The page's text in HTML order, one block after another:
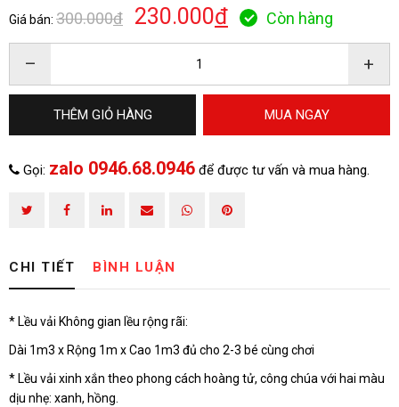
Giá bán: 300.000đ 230.000đ Còn hàng
– +
THÊM GIỎ HÀNG MUA NGAY
Gọi: zalo 0946.68.0946 để được tư vấn và mua hàng.
CHI TIẾT BÌNH LUẬN
* Lều vải Không gian lều rộng rãi:
Dài 1m3 x Rộng 1m x Cao 1m3 đủ cho 2-3 bé cùng chơi
* Lều vải xinh xắn theo phong cách hoàng tử, công chúa với hai màu
dịu nhẹ: xanh, hồng.
ĐĂNG KÝ TƯ VẤN
Đăng ký tư vấn trực tiếp 24/7:
0946.68.0946